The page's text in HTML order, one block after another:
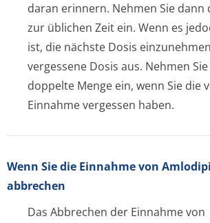
daran erinnern. Nehmen Sie dann
zur üblichen Zeit ein. Wenn es
ist, die nächste Dosis
vergessene Dosis aus. Nehmen
doppelte Menge ein, wenn Sie die
Einnahme vergessen haben.
Wenn Sie die Einnahme von
abbrechen
Das Abbrechen der Einnahme von